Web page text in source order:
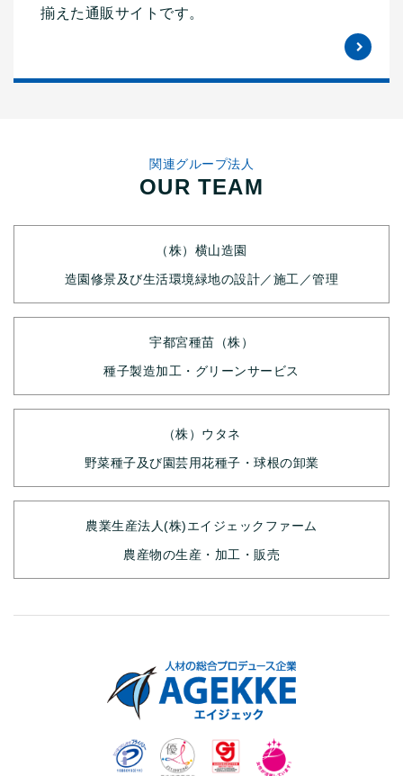
揃えた通販サイトです。
関連グループ法人
OUR TEAM
（株）横山造園
造園修景及び生活環境緑地の設計／施工／管理
宇都宮種苗（株）
種子製造加工・グリーンサービス
（株）ウタネ
野菜種子及び園芸用花種子・球根の卸業
農業生産法人(株)エイジェックファーム
農産物の生産・加工・販売